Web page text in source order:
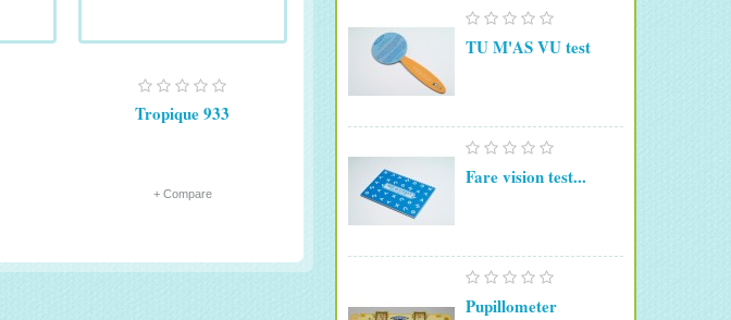
Tropique 933
+ Compare
TU M'AS VU test
Fare vision test...
Pupillometer